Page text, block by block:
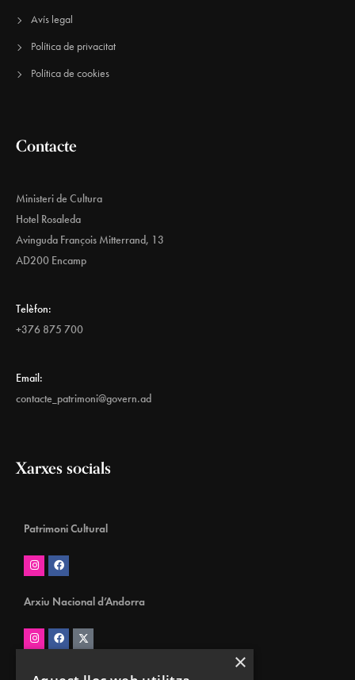
Avís legal
Política de privacitat
Política de cookies
Contacte
Ministeri de Cultura
Hotel Rosaleda
Avinguda François Mitterrand, 13
AD200 Encamp
Telèfon:
+376 875 700
Email:
contacte_patrimoni@govern.ad
Xarxes socials
Patrimoni Cultural
Arxiu Nacional d’Andorra
Biblioteca Nacional d’Andorra
×